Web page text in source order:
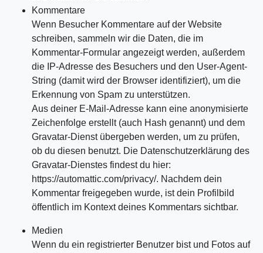
Kommentare
Wenn Besucher Kommentare auf der Website
schreiben, sammeln wir die Daten, die im
Kommentar-Formular angezeigt werden, außerdem
die IP-Adresse des Besuchers und den User-Agent-
String (damit wird der Browser identifiziert), um die
Erkennung von Spam zu unterstützen.
Aus deiner E-Mail-Adresse kann eine anonymisierte
Zeichenfolge erstellt (auch Hash genannt) und dem
Gravatar-Dienst übergeben werden, um zu prüfen,
ob du diesen benutzt. Die Datenschutzerklärung des
Gravatar-Dienstes findest du hier:
https://automattic.com/privacy/. Nachdem dein
Kommentar freigegeben wurde, ist dein Profilbild
öffentlich im Kontext deines Kommentars sichtbar.
Medien
Wenn du ein registrierter Benutzer bist und Fotos auf